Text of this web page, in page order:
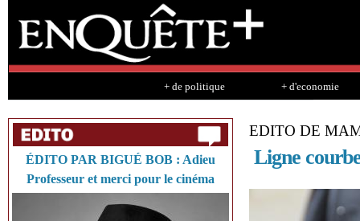
+ de politique + d'economie
ÉDITO PAR BIGUÉ BOB : Adieu
Professeur et merci pour le cinéma
EDITO DE
Ligne